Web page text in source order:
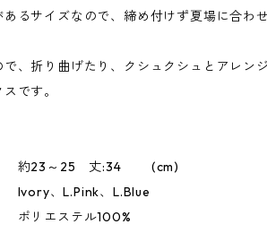
るサイズなので、締め付けず夏場に合わ
、折り曲げたり、クシュクシュとアレン
です。
約23～25 丈:34 (cm)
、L.Pink、L.Blue
リエステル100%